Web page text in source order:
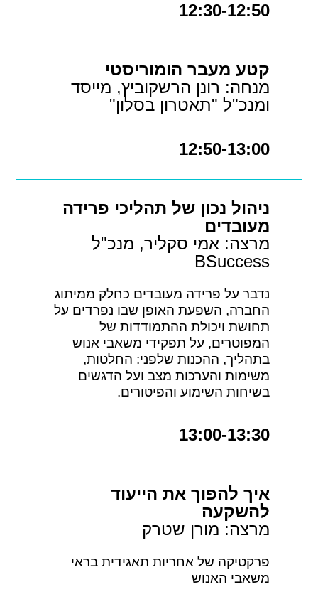
12:30-12:50
קטע מעבר הומוריסטי
מנחה: רונן הרשקוביץ, מייסד
ומנכ"ל "תאטרון בסלון"
12:50-13:00
ניהול נכון של תהליכי פרידה
מעובדים
מרצה: אמי סקליר, מנכ"ל
BSuccess
נדבר על פרידה מעובדים כחלק ממיתוג
החברה, השפעת האופן שבו נפרדים על
תחושת ויכולת ההתמודדות של
המפוטרים, על תפקידי משאבי אנוש
בתהליך, ההכנות שלפני: החלטות,
משימות והערכות מצב ועל הדגשים
בשיחות השימוע והפיטורים.
13:00-13:30
איך להפוך את הייעוד
להשקעה
מרצה: מורן שטרק
פרקטיקה של אחריות תאגידית בראי
משאבי האנוש